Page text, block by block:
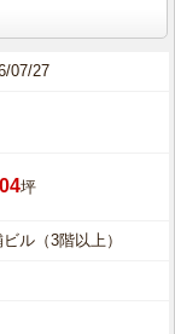
07/27
坪
ビル（3階以上）